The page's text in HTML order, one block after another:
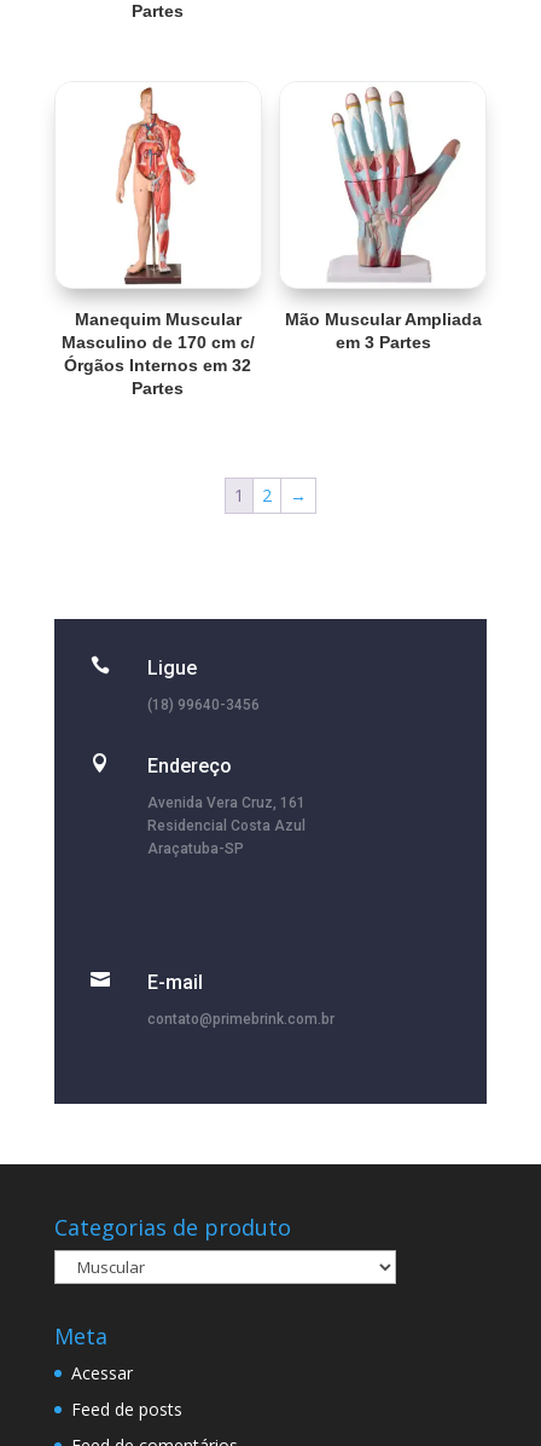
Partes
Manequim Muscular
Masculino de 170 cm c/
Órgãos Internos em 32
Partes
Mão Muscular Ampliada
em 3 Partes
1 2 →
 Ligue
(18) 99640-3456
 Endereço
Avenida Vera Cruz, 161
Residencial Costa Azul
Araçatuba-SP
 E-mail
contato@primebrink.com.br
Categorias de produto
Meta
Acessar
Feed de posts